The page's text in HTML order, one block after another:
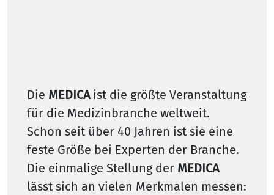
Die MEDICAist die größte Veranstaltung
für die Medizinbranche weltweit.
Schon seit über 40 Jahren ist sie eine
feste Größe bei Experten der Branche.
Die einmalige Stellung der MEDICA
lässt sich an vielen Merkmalen messen: